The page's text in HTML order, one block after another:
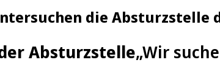
die Absturzstelle
Absturzstelle„Wir